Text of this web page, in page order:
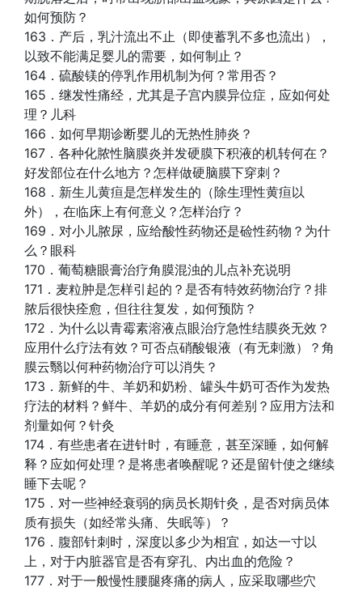
如何预防？
163．产后，乳汁流出不止（即使蓄乳不多也流出），
以致不能满足婴儿的需要，如何制止？
164．硫酸镁的停乳作用机制为何？常用否？
165．继发性痛经，尤其是子宫内膜异位症，应如何处
理？儿科
166．如何早期诊断婴儿的无热性肺炎？
167．各种化脓性脑膜炎并发硬膜下积液的机转何在？
好发部位在什么地方？怎样做硬脑膜下穿刺？
168．新生儿黄疸是怎样发生的（除生理性黄疸以
外），在临床上有何意义？怎样治疗？
169．对小儿脓尿，应给酸性药物还是硷性药物？为什
么？眼科
170．葡萄糖眼膏治疗角膜混浊的儿点补充说明
171．麦粒肿是怎样引起的？是否有特效药物治疗？排
脓后很快痊愈，但往往复发，如何预防？
172．为什么以青霉素溶液点眼治疗急性结膜炎无效？
应用什么疗法有效？可否点硝酸银液（有无刺激）？角
膜云翳以何种药物治疗可以消失？
173．新鲜的牛、羊奶和奶粉、罐头牛奶可否作为发热
疗法的材料？鲜牛、羊奶的成分有何差别？应用方法和
剂量如何？针灸
174．有些患者在进针时，有睡意，甚至深睡，如何解
释？应如何处理？是将患者唤醒呢？还是留针使之继续
睡下去呢？
175．对一些神经衰弱的病员长期针灸，是否对病员体
质有损失（如经常头痛、失眠等）？
176．腹部针刺时，深度以多少为相宜，如达一寸以
上，对于内脏器官是否有穿孔、内出血的危险？
177．对于一般慢性腰腿疼痛的病人，应采取哪些穴